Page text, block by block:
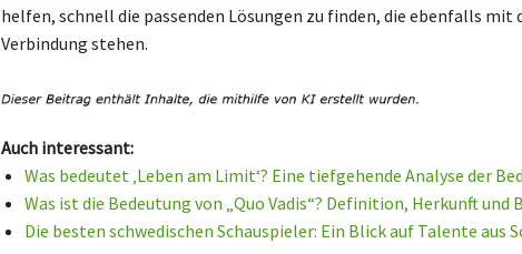
helfen, schnell die passenden Lösungen zu finden, die ebenfalls mit
Verbindung stehen.
Auch interessant:
Was bedeutet ‚Leben am Limit‘? Eine tiefgehende Analyse der
Was ist die Bedeutung von „Quo Vadis“? Definition, Herkunft und
Die besten schwedischen Schauspieler: Ein Blick auf Talente aus